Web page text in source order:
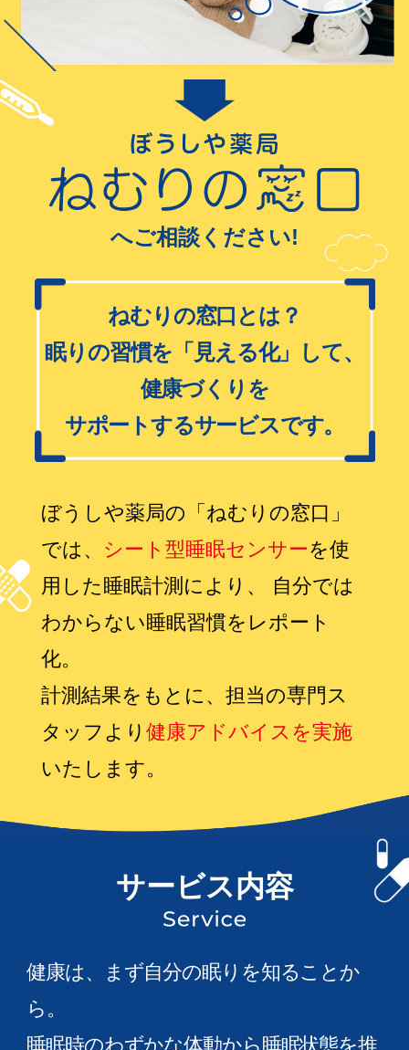
へご相談ください!
ねむりの窓口とは？
眠りの習慣を「見える化」して、
健康づくりを
サポートするサービスです。
ぼうしや薬局の「ねむりの窓口」
では、 シート型睡眠センサーを使
用した睡眠計測により、
自分では
わからない睡眠習慣をレポート
化。
計測結果をもとに、担当の専門ス
タッフより 健康アドバイスを実施
いたします。
サービス内容
健康は、まず自分の眠りを知ることか
ら。
睡眠時のわずかな体動から睡眠状態を推